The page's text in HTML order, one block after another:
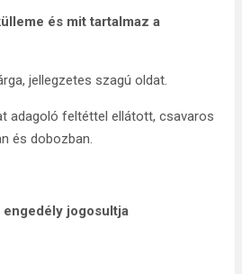
és mit tartalmaz a
jellegzetes szagú oldat.
adagoló feltéttel ellátott, csavaros
és dobozban.
jogosultja